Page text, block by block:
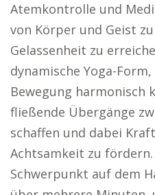
Atemkontrolle und
von Körper und Geist
Gelassenheit zu
dynamische Yoga-
Bewegung harmonisch
fließende Übergänge
schaffen und dabei
Achtsamkeit zu
Schwerpunkt auf dem